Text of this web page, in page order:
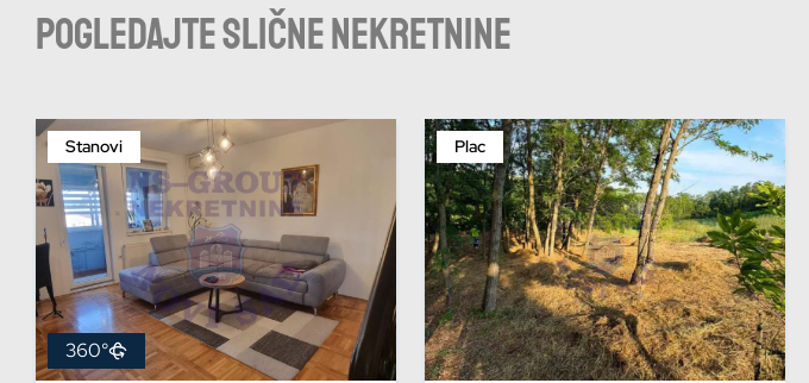
Pogledajte slične nekretnine
Stanovi
360°
Plac